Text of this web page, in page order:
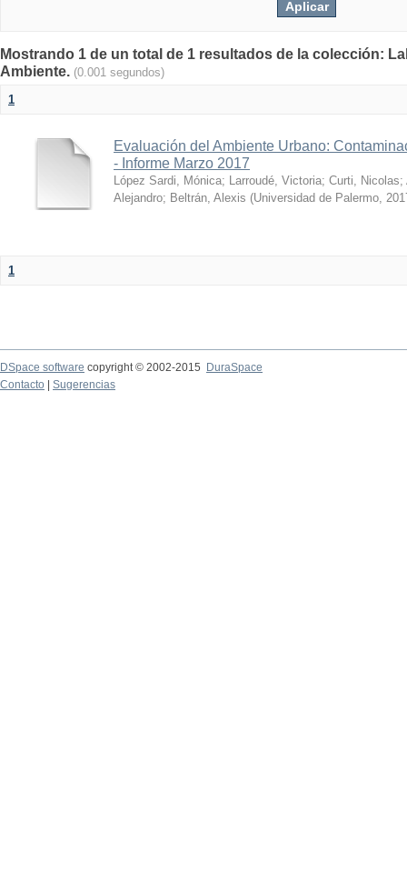
Mostrando 1 de un total de 1 resultados de la colección:
Ambiente. (0.001 segundos)
1
Evaluación del Ambiente Urbano:
- Informe Marzo 2017
López Sardi, Mónica; Larroudé, Victoria; Curti, Nicolas;
Alejandro; Beltrán, Alexis (Universidad de Palermo,
1
DSpace software copyright © 2002-2015
DuraSpace
Contacto
Sugerencias